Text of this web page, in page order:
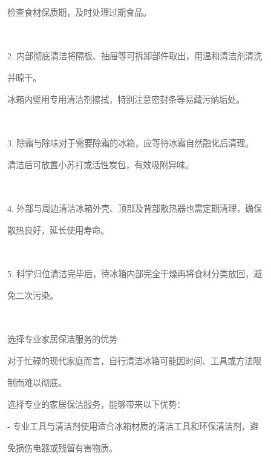
检查食材保质期，及时处理过期食品。
2. 内部彻底清洁将隔板、抽屉等可拆卸部件取出，用温和清洁剂清洗
并晾干。
冰箱内壁用专用清洁剂擦拭，特别注意密封条等易藏污纳垢处。
3. 除霜与除味对于需要除霜的冰箱，应等待冰霜自然融化后清理。
清洁后可放置小苏打或活性炭包，有效吸附异味。
4. 外部与周边清洁冰箱外壳、顶部及背部散热器也需定期清理，确保
散热良好，延长使用寿命。
5. 科学归位清洁完毕后，待冰箱内部完全干燥再将食材分类放回，避
免二次污染。
选择专业家居保洁服务的优势
对于忙碌的现代家庭而言，自行清洁冰箱可能因时间、工具或方法限
制而难以彻底。
选择专业的家居保洁服务，能够带来以下优势：
- 专业工具与清洁剂使用适合冰箱材质的清洁工具和环保清洁剂，避
免损伤电器或残留有害物质。